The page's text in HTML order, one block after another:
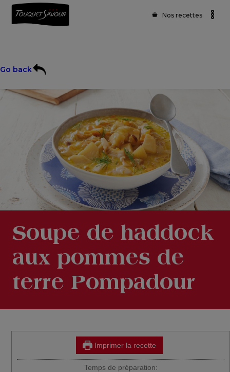
Nos recettes
Go back
Soupe de haddock
aux pommes de
terre Pompadour
Soupe de haddock aux
Imprimer la recette
Temps de préparation: